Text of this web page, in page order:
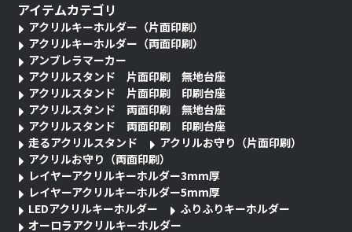
アイテムカテゴリ
アクリルキーホルダー（片面印刷）
アクリルキーホルダー（両面印刷）
アンブレラマーカー
アクリルスタンド 片面印刷 無地台座
アクリルスタンド 片面印刷 印刷台座
アクリルスタンド 両面印刷 無地台座
アクリルスタンド 両面印刷 印刷台座
走るアクリルスタンド
アクリルお守り（片面印刷）
アクリルお守り（両面印刷）
レイヤーアクリルキーホルダー3mm厚
レイヤーアクリルキーホルダー5mm厚
LEDアクリルキーホルダー
ふりふりキーホルダー
オーロラアクリルキーホルダー